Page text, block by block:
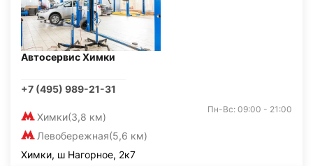
Автосервис Химки
+7 (495) 989-21-31
Химки(3,8 км)
Левобережная(5,6 км)
Пн-Вс: 09:00 - 21:00
Химки, ш Нагорное, 2к7